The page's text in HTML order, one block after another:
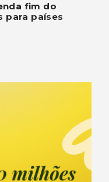
fim do
para países